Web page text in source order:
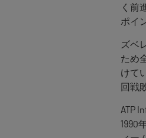
く前
ポイ
ズベ
ため
けて
回戦
ATP
1990